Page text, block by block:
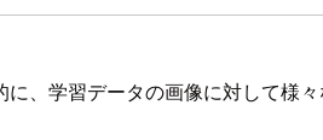
、学習データの画像に対して様々